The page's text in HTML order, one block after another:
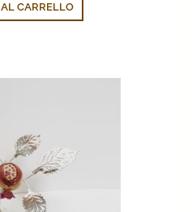
era:
22,00€.
è:
13,80€.
CARRELLO